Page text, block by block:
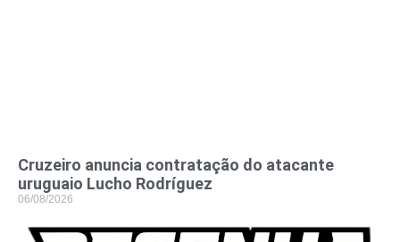
Cruzeiro anuncia contratação do atacante
uruguaio Lucho Rodríguez
06/08/2026